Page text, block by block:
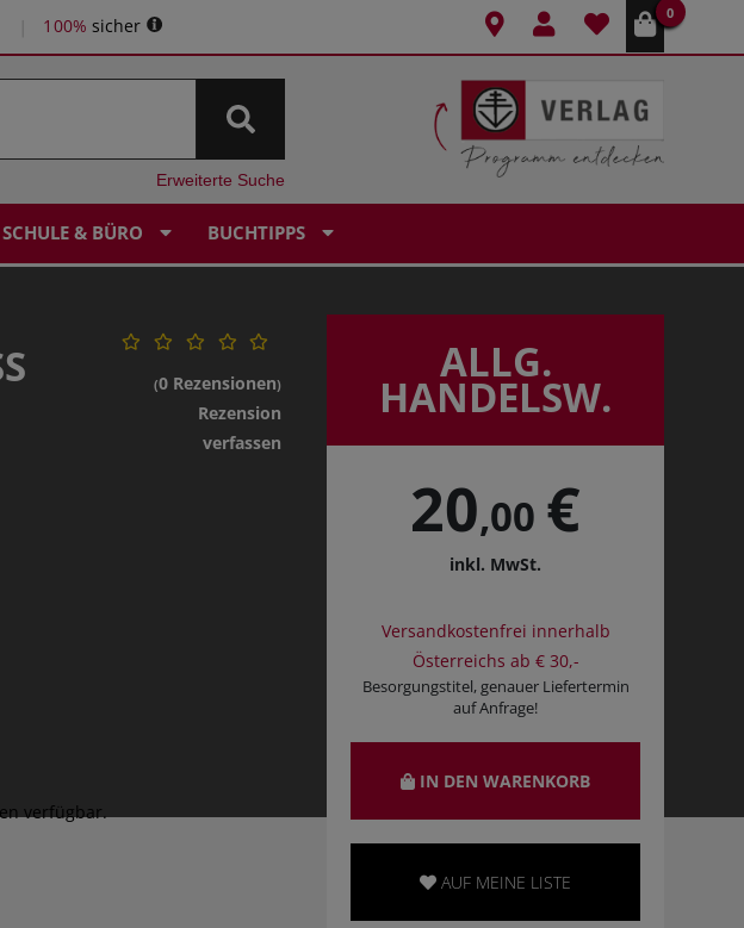
100% sicher
0
Erweiterte Suche
SCHULE & BÜRO BUCHTIPPS
(0 Rezensionen)
Rezension
verfassen
verfügbar.
ALLG.
HANDELSW.
20,00 €
inkl. MwSt.
Versandkostenfrei innerhalb
Österreichs ab € 30,-
Besorgungstitel, genauer Liefertermin
auf Anfrage!
IN DEN WARENKORB
AUF MEINE LISTE